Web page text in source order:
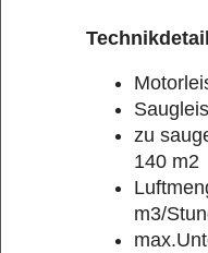
zu
140 m2
m3/